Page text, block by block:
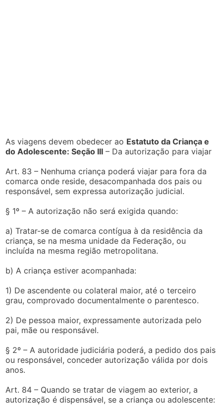
As viagens devem obedecer ao Estatuto da Criança e
do Adolescente: Seção III – Da autorização para viajar
Art. 83 – Nenhuma criança poderá viajar para fora da
comarca onde reside, desacompanhada dos pais ou
responsável, sem expressa autorização judicial.
§ 1º – A autorização não será exigida quando:
a) Tratar-se de comarca contígua à da residência da
criança, se na mesma unidade da Federação, ou
incluída na mesma região metropolitana.
b) A criança estiver acompanhada:
1) De ascendente ou colateral maior, até o terceiro
grau, comprovado documentalmente o parentesco.
2) De pessoa maior, expressamente autorizada pelo
pai, mãe ou responsável.
§ 2º – A autoridade judiciária poderá, a pedido dos pais
ou responsável, conceder autorização válida por dois
anos.
Art. 84 – Quando se tratar de viagem ao exterior, a
autorização é dispensável, se a criança ou adolescente: